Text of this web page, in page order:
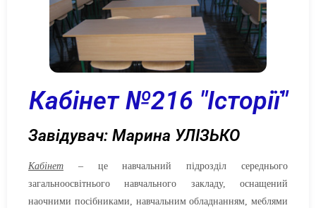
Кабінет №216 "Історії"
Завідувач: Марина УЛІЗЬКО
Кабінет
– це навчальний підрозділ середнього
загальноосвітнього навчального закладу, оснащений
наочними посібниками, навчальним обладнанням, меблями